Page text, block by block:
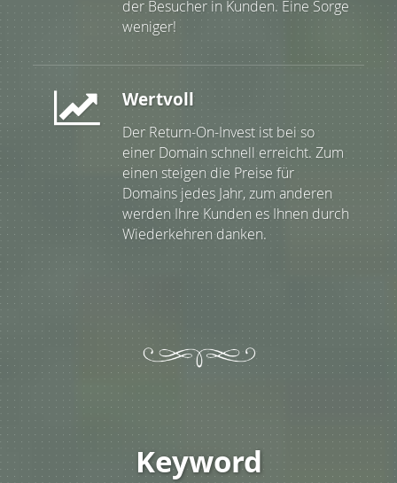
der Besucher in Kunden. Eine Sorge
weniger!
Wertvoll
Der Return-On-Invest ist bei so
einer Domain schnell erreicht. Zum
einen steigen die Preise für
Domains jedes Jahr, zum anderen
werden Ihre Kunden es Ihnen durch
Wiederkehren danken.
Keyword